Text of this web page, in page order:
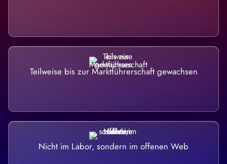
Teilweise bis zur Marktführerschaft gewachsen
Nicht im Labor, sondern im offenen Web